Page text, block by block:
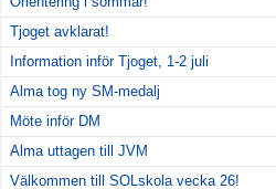
Tjoget avklarat!
Information inför Tjoget, 1-2 juli
Alma tog ny SM-medalj
Möte inför DM
Alma uttagen till JVM
Välkommen till SOLskola vecka 26!